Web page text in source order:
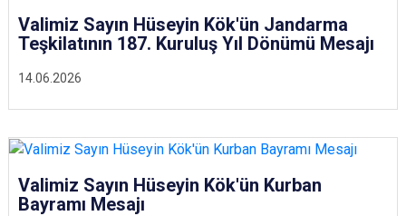
14.06.2026
Valimiz Sayın Hüseyin Kök'ün Jandarma
Teşkilatının 187. Kuruluş Yıl Dönümü Mesajı
Valimiz Sayın Hüseyin Kök'ün Kurban
Bayramı Mesajı